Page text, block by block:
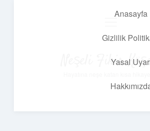
Anasayfa
Gizlilik
Yasal
Neşeli Fikir